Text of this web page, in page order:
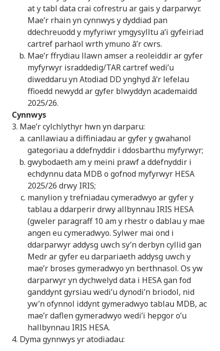
at y tabl data crai cofrestru ar gais y darparwyr.
Mae’r rhain yn cynnwys y dyddiad pan
ddechreuodd y myfyriwr ymgysylltu a’i gyfeiriad
cartref parhaol wrth ymuno â’r cwrs.
Mae’r ffrydiau llawn amser a reoleiddir ar gyfer
myfyrwyr israddedig/TAR cartref wedi’u
diweddaru yn Atodiad DD ynghyd â’r lefelau
ffioedd newydd ar gyfer blwyddyn academaidd
2025/26.
Cynnwys
3. Mae’r cylchlythyr hwn yn darparu:
canllawiau a diffiniadau ar gyfer y gwahanol
gategorïau a ddefnyddir i ddosbarthu myfyrwyr;
gwybodaeth am y meini prawf a ddefnyddir i
echdynnu data MDB o gofnod myfyrwyr HESA
2025/26 drwy IRIS;
manylion y trefniadau cymeradwyo ar gyfer y
tablau a ddarperir drwy allbynnau IRIS HESA
(gweler paragraff 10 am y rhestr o dablau y mae
angen eu cymeradwyo. Sylwer mai ond i
ddarparwyr addysg uwch sy’n derbyn cyllid gan
Medr ar gyfer eu darpariaeth addysg uwch y
mae’r broses gymeradwyo yn berthnasol. Os yw
darparwyr yn dychwelyd data i HESA gan fod
ganddynt gyrsiau wedi’u dynodi’n briodol, nid
yw’n ofynnol iddynt gymeradwyo tablau MDB, ac
mae’r daflen gymeradwyo wedi’i hepgor o’u
hallbynnau IRIS HESA.
4. Dyma gynnwys yr atodiadau: